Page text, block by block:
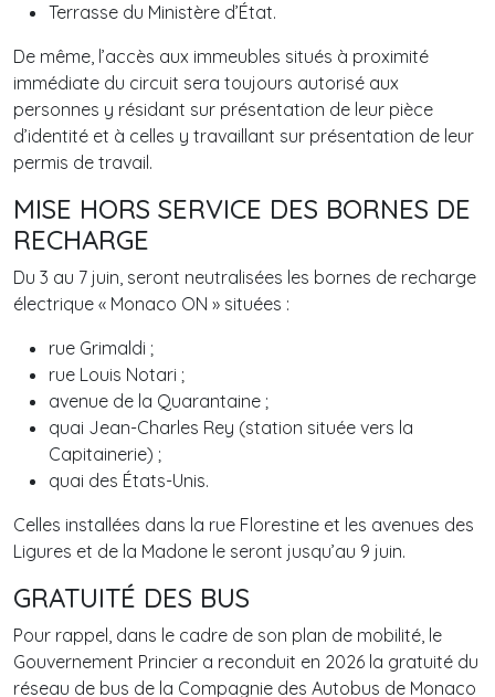
Terrasse du Ministère d’État.
De même, l’accès aux immeubles situés à proximité
immédiate du circuit sera toujours autorisé aux
personnes y résidant sur présentation de leur pièce
d’identité et à celles y travaillant sur présentation de leur
permis de travail.
MISE HORS SERVICE DES BORNES DE
RECHARGE
Du 3 au 7 juin, seront neutralisées les bornes de recharge
électrique « Monaco ON » situées :
rue Grimaldi ;
rue Louis Notari ;
avenue de la Quarantaine ;
quai Jean-Charles Rey (station située vers la
Capitainerie) ;
quai des États-Unis.
Celles installées dans la rue Florestine et les avenues des
Ligures et de la Madone le seront jusqu’au 9 juin.
GRATUITÉ DES BUS
Pour rappel, dans le cadre de son plan de mobilité, le
Gouvernement Princier a reconduit en 2026 la gratuité du
réseau de bus de la Compagnie des Autobus de Monaco